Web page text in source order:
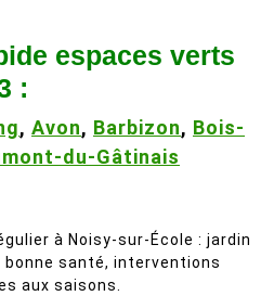
espaces verts
:
, Avon, Barbizon, Bois-
du-Gâtinais
à Noisy-sur-École : jardin
bonne santé, interventions
aux saisons.